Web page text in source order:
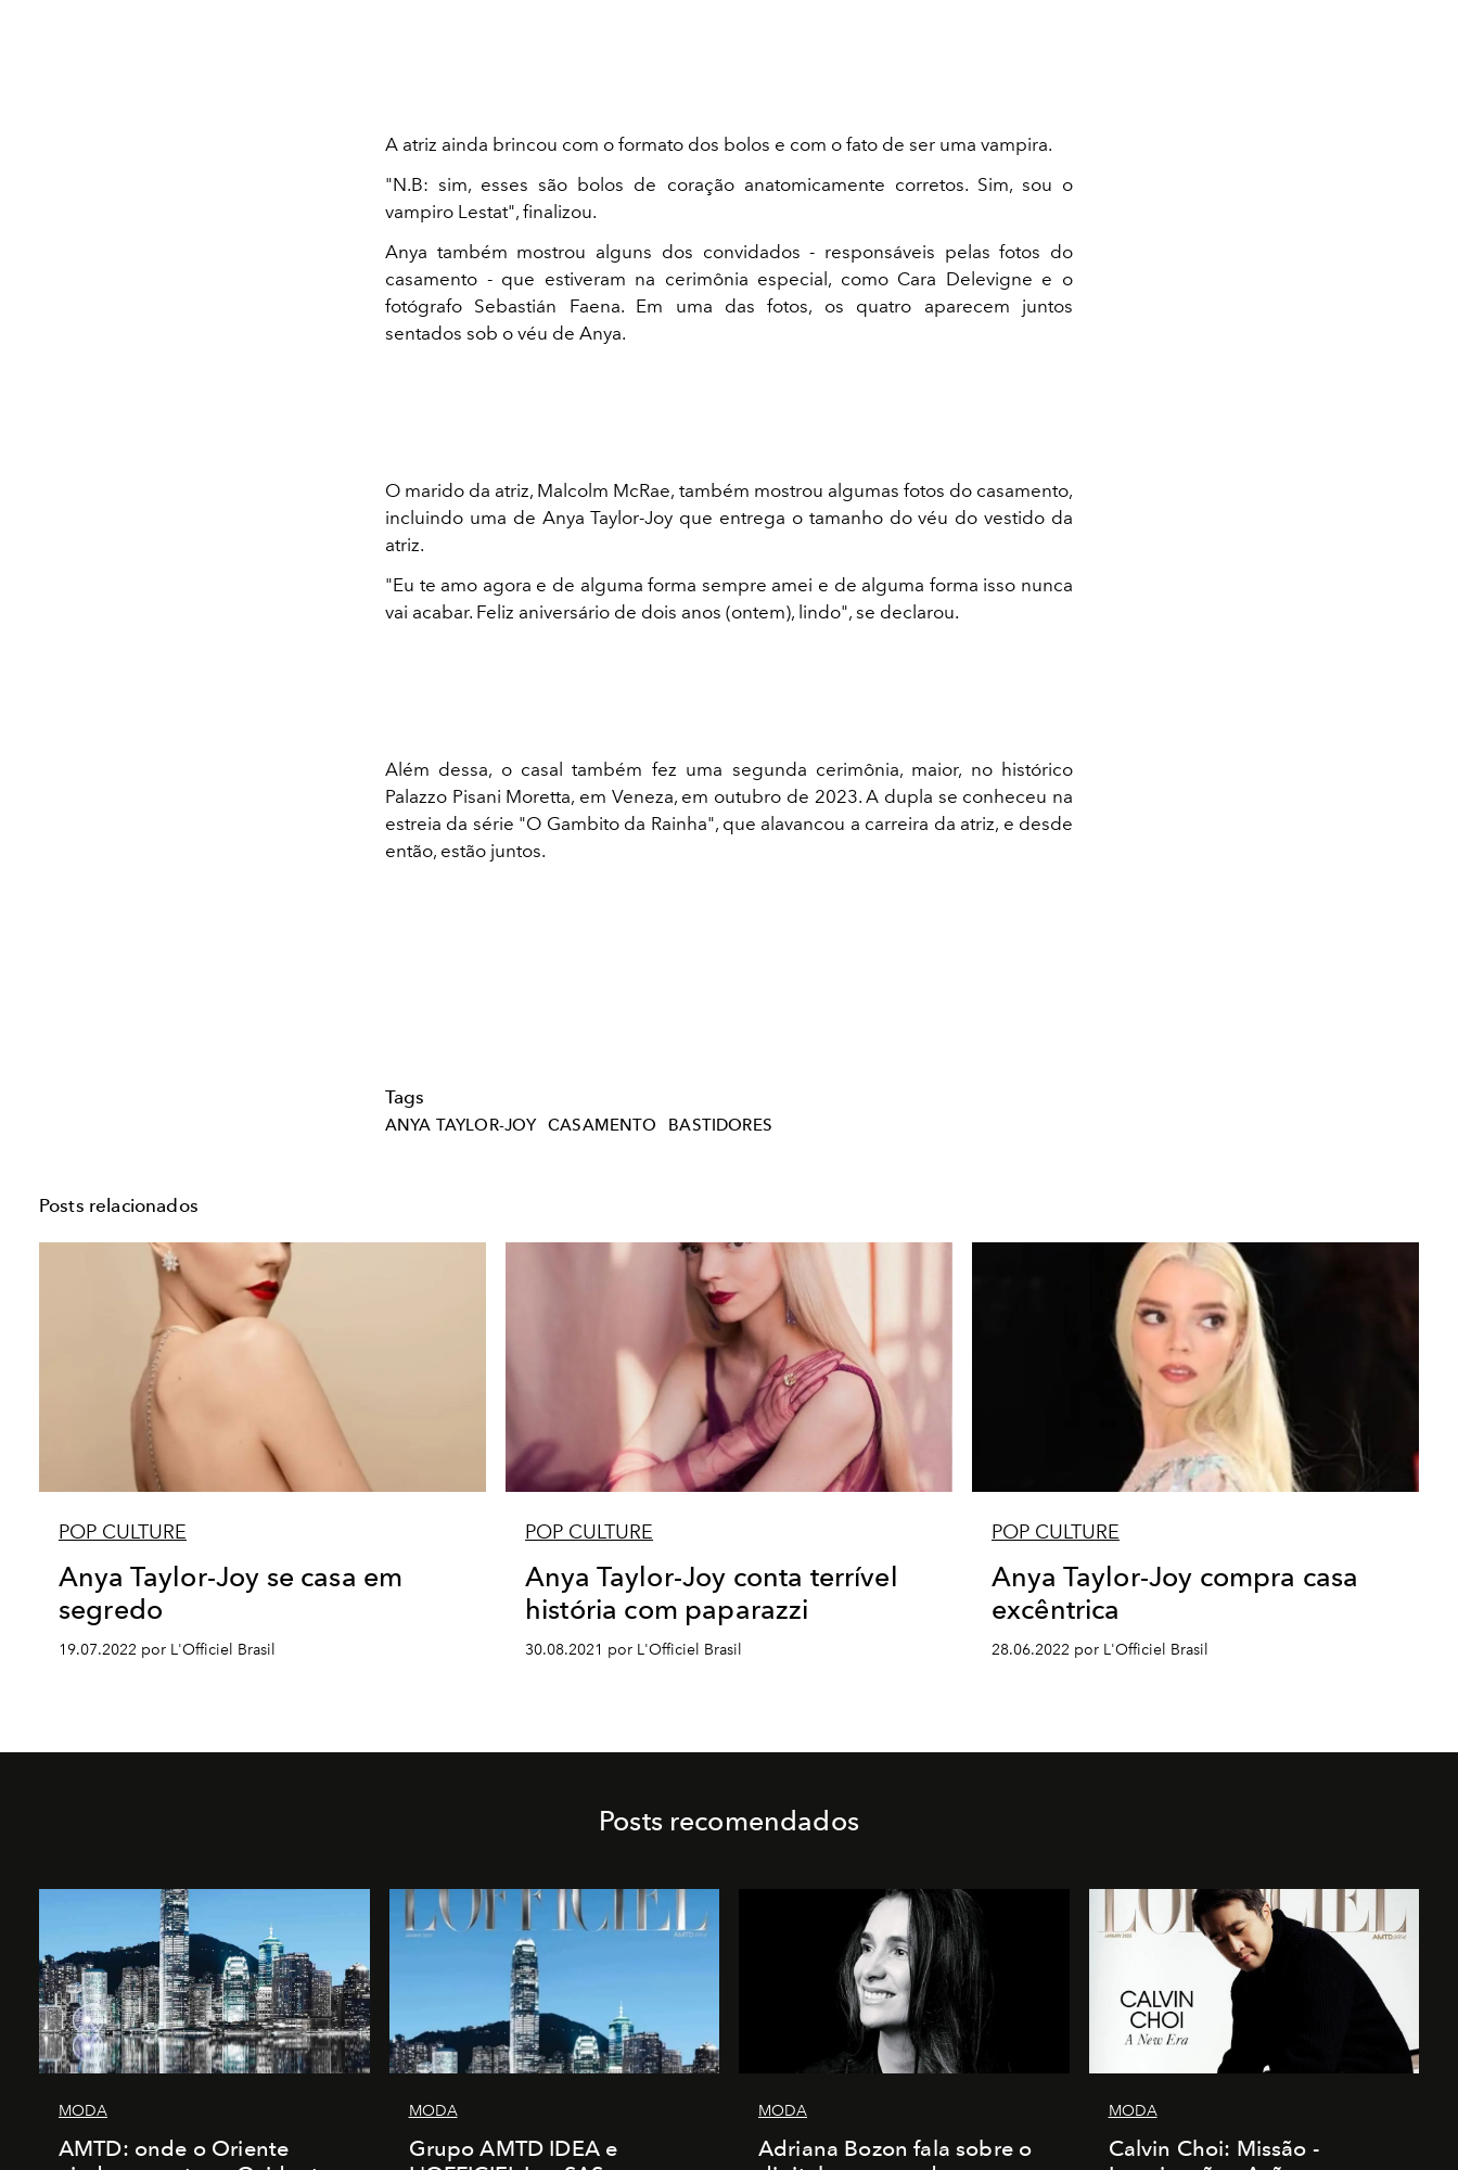
A atriz ainda brincou com o formato dos bolos e com o fato de ser uma vampira.
"N.B: sim, esses são bolos de coração anatomicamente corretos. Sim, sou o
vampiro Lestat", finalizou.
Anya também mostrou alguns dos convidados - responsáveis pelas fotos do
casamento - que estiveram na cerimônia especial, como Cara Delevigne e o
fotógrafo Sebastián Faena. Em uma das fotos, os quatro aparecem juntos
sentados sob o véu de Anya.
O marido da atriz, Malcolm McRae, também mostrou algumas fotos do casamento,
incluindo uma de Anya Taylor-Joy que entrega o tamanho do véu do vestido da
atriz.
"Eu te amo agora e de alguma forma sempre amei e de alguma forma isso nunca
vai acabar. Feliz aniversário de dois anos (ontem), lindo", se declarou.
Além dessa, o casal também fez uma segunda cerimônia, maior, no histórico
Palazzo Pisani Moretta, em Veneza, em outubro de 2023. A dupla se conheceu na
estreia da série "O Gambito da Rainha", que alavancou a carreira da atriz, e desde
então, estão juntos.
Tags
ANYA TAYLOR-JOY CASAMENTO BASTIDORES
Posts relacionados
POP CULTURE
Anya Taylor-Joy se casa em
segredo
19.07.2022 por L'Officiel Brasil
POP CULTURE
Anya Taylor-Joy conta terrível
história com paparazzi
30.08.2021 por L'Officiel Brasil
POP CULTURE
Anya Taylor-Joy compra casa
excêntrica
28.06.2022 por L'Officiel Brasil
Posts recomendados
MODA
AMTD: onde o Oriente
MODA
Grupo AMTD IDEA e
MODA
Adriana Bozon fala sobre o
MODA
Calvin Choi: Missão -